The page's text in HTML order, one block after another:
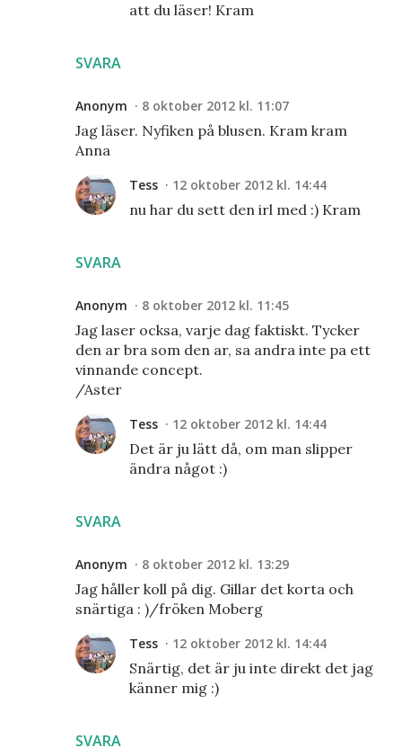
SVARA
att du läser! Kram
Anonym 8 oktober 2012 kl. 11:07
Jag läser. Nyfiken på blusen. Kram kram
Anna
SVARA
Tess 12 oktober 2012 kl. 14:44
nu har du sett den irl med :) Kram
Anonym 8 oktober 2012 kl. 11:45
Jag laser ocksa, varje dag faktiskt. Tycker
den ar bra som den ar, sa andra inte pa ett
vinnande concept.
/Aster
SVARA
Tess 12 oktober 2012 kl. 14:44
Det är ju lätt då, om man slipper
ändra något :)
Anonym 8 oktober 2012 kl. 13:29
Jag håller koll på dig. Gillar det korta och
snärtiga : )/fröken Moberg
SVARA
Tess 12 oktober 2012 kl. 14:44
Snärtig, det är ju inte direkt det jag
känner mig :)